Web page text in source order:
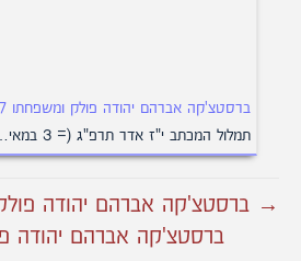
ברסטצ'קה אברהם יהודה פולק ומשפחתו 7א
תמלול המכתב י"ז אדר תרפ"ג (= 3 במאי…
→ ברסטצ'קה אברהם יהודה פולק
ברסטצ'קה אברהם יהודה